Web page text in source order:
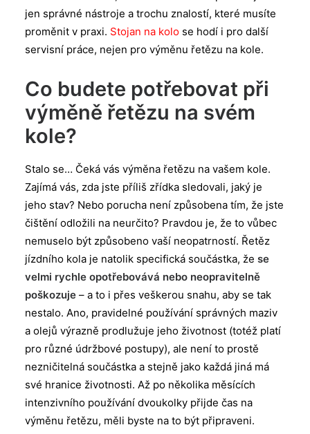
jen správné nástroje a trochu znalostí, které musíte
proměnit v praxi. Stojan na kolo se hodí i pro další
servisní práce, nejen pro výměnu řetězu na kole.
Co budete potřebovat při
výměně řetězu na svém
kole?
Stalo se… Čeká vás výměna řetězu na vašem kole.
Zajímá vás, zda jste příliš zřídka sledovali, jaký je
jeho stav? Nebo porucha není způsobena tím, že jste
čištění odložili na neurčito? Pravdou je, že to vůbec
nemuselo být způsobeno vaší neopatrností. Řetěz
jízdního kola je natolik specifická součástka, že se
velmi rychle opotřebovává nebo neopravitelně
poškozuje – a to i přes veškerou snahu, aby se tak
nestalo. Ano, pravidelné používání správných maziv
a olejů výrazně prodlužuje jeho životnost (totéž platí
pro různé údržbové postupy), ale není to prostě
nezničitelná součástka a stejně jako každá jiná má
své hranice životnosti. Až po několika měsících
intenzivního používání dvoukolky přijde čas na
výměnu řetězu, měli byste na to být připraveni.